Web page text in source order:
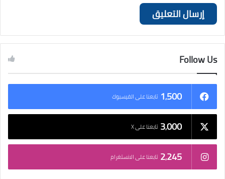
Follow Us
1٬500 تابعنا على الفيسبوك
3٬000 تابعنا على X
2٬245 تابعنا على الانستغرام